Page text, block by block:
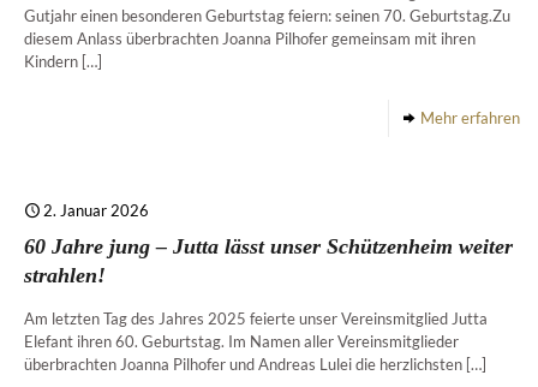
Gutjahr einen besonderen Geburtstag feiern: seinen 70. Geburtstag.Zu
diesem Anlass überbrachten Joanna Pilhofer gemeinsam mit ihren
Kindern […]
Mehr erfahren
2. Januar 2026
60 Jahre jung – Jutta lässt unser Schützenheim weiter
strahlen!
Am letzten Tag des Jahres 2025 feierte unser Vereinsmitglied Jutta
Elefant ihren 60. Geburtstag. Im Namen aller Vereinsmitglieder
überbrachten Joanna Pilhofer und Andreas Lulei die herzlichsten […]